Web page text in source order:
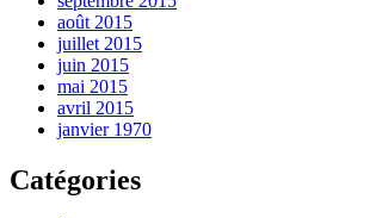
août 2015
juillet 2015
juin 2015
mai 2015
avril 2015
janvier 1970
Catégories